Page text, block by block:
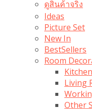
ดูสินค้าจริง
Ideas
Picture Set
New In
BestSellers
Room
Kitchen
Living
Other